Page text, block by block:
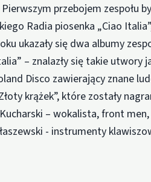
przebojem zespołu
Radia piosenka „Ciao
ukazały się dwa albumy
– znalazły się takie utwory
Disco zawierający znane
krążek”, które zostały
Kucharski – wokalista, front
- instrumenty